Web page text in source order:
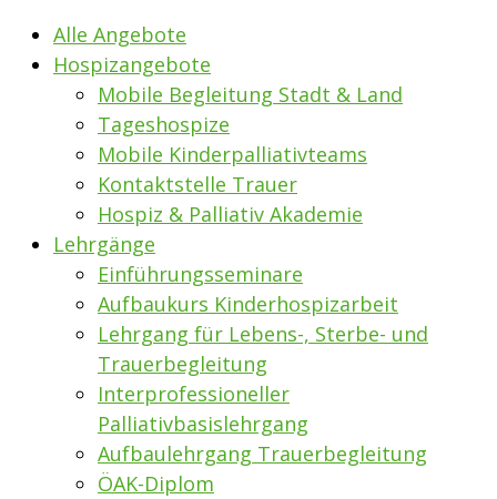
Alle Angebote
Hospizangebote
Mobile Begleitung Stadt & Land
Tageshospize
Mobile Kinderpalliativteams
Kontaktstelle Trauer
Hospiz & Palliativ Akademie
Lehrgänge
Einführungsseminare
Aufbaukurs Kinderhospizarbeit
Lehrgang für Lebens-, Sterbe- und
Trauerbegleitung
Interprofessioneller
Palliativbasislehrgang
Aufbaulehrgang Trauerbegleitung
ÖAK-Diplom